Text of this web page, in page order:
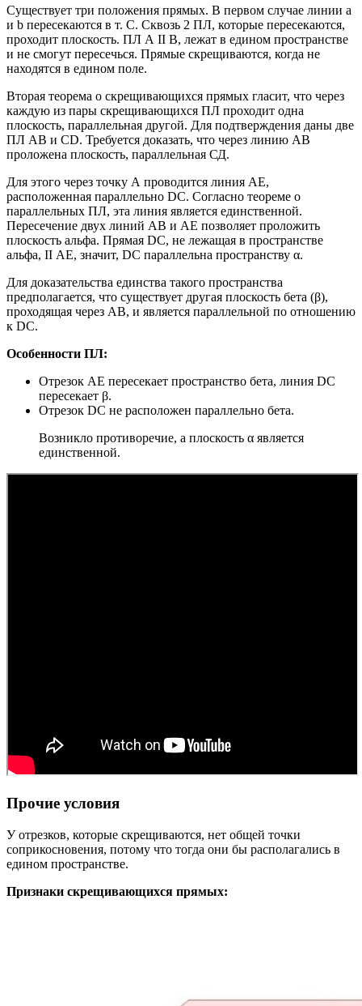
Существует три положения прямых. В первом случае линии a
и b пересекаются в т. С. Сквозь 2 ПЛ, которые пересекаются,
проходит плоскость. ПЛ А II В, лежат в едином пространстве
и не смогут пересечься. Прямые скрещиваются, когда не
находятся в едином поле.
Вторая теорема о скрещивающихся прямых гласит, что через
каждую из пары скрещивающихся ПЛ проходит одна
плоскость, параллельная другой. Для подтверждения даны две
ПЛ AB и CD. Требуется доказать, что через линию АВ
проложена плоскость, параллельная СД.
Для этого через точку А проводится линия АЕ,
расположенная параллельно DC. Согласно теореме о
параллельных ПЛ, эта линия является единственной.
Пересечение двух линий АВ и АЕ позволяет проложить
плоскость альфа. Прямая DC, не лежащая в пространстве
альфа, II АЕ, значит, DC параллельна пространству α.
Для доказательства единства такого пространства
предполагается, что существует другая плоскость бета (β),
проходящая через АВ, и является параллельной по отношению
к DC.
Особенности ПЛ:
Отрезок АЕ пересекает пространство бета, линия DC
пересекает β.
Отрезок DC не расположен параллельно бета.
Возникло противоречие, а плоскость α является
единственной.
Прочие условия
У отрезков, которые скрещиваются, нет общей точки
соприкосновения, потому что тогда они бы располагались в
едином пространстве.
Признаки скрещивающихся прямых: